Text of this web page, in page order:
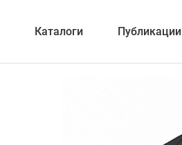
Каталоги Публикации